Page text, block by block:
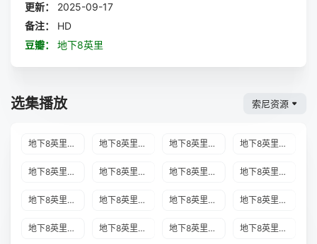
更新：
2025-09-17
备注：
HD
豆瓣：
地下8英里
选集播放 索尼资源
地下8英里2020-2021赛季重庆站 地下8英里2020-2021赛季青岛站 地下8英里2020-2021赛季长沙站 地下8英里2020-2021赛季济南站
地下8英里2020-2021赛季苏州站 地下8英里2020-2021赛季西安站 地下8英里2020-2021赛季杭州站 地下8英里2020-2021赛季成都站
地下8英里2020-2021赛季昆明站 地下8英里2020-2021赛季武汉站 地下8英里2020-2021赛季厦门站 地下8英里2020-2021赛季南京站
地下8英里2020-2021赛季广州站 地下8英里2020-2021赛季南昌站 地下8英里2020-2021赛季天津站 地下8英里2020-2021赛季上海站